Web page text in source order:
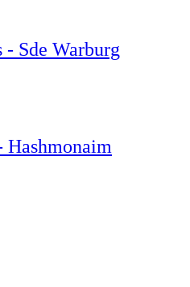
- Sde Warburg
Hashmonaim